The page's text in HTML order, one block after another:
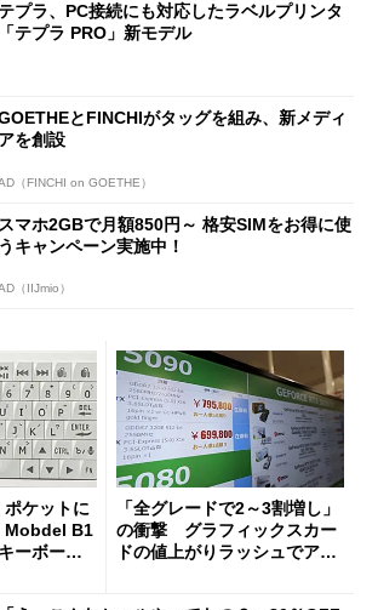
テプラ、PC接続にも対応したラベルプリンタ
「テプラ PRO」新モデル
とFINCHIがタッグを組み、新メディ
アを創設
（FINCHI on GOETHE）
スマホ2GBで月額850円～ 格安SIMをお得に使
うキャンペーン実施中！
（IIJmio）
ポケットに
Mobdel B1
ーボー
「全グレードで2～3割増し」
の衝撃 グラフィックスカー
ドの値上がりラッシュでアキ